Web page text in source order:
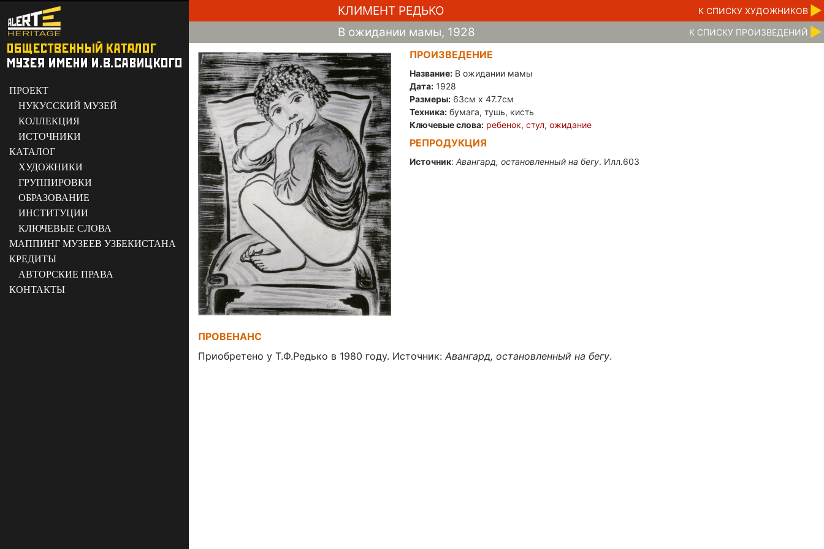
ПРОЕКТ
НУКУССКИЙ МУЗЕЙ
КОЛЛЕКЦИЯ
ИСТОЧНИКИ
КАТАЛОГ
ХУДОЖНИКИ
ГРУППИРОВКИ
ОБРАЗОВАНИЕ
ИНСТИТУЦИИ
КЛЮЧЕВЫЕ СЛОВА
МАППИНГ МУЗЕЕВ УЗБЕКИСТАНА
КРЕДИТЫ
АВТОРСКИЕ ПРАВА
КОНТАКТЫ
КЛИМЕНТ РЕДЬКО К CПИСКУ ХУДОЖНИКОВ
В ожидании мамы, 1928 К CПИСКУ ПРОИЗВЕДЕНИЙ
ПРОИЗВЕДЕНИЕ
Название: В ожидании мамы
Дата: 1928
Размеры: 63см x 47.7см
Техника: бумага, тушь, кисть
Ключевые слова: ребенок,стул,ожидание
РЕПРОДУКЦИЯ
Источник:Авангард, остановленный на бегу. Илл.603
ПРОВЕНАНС
Приобретено у Т.Ф.Редько в 1980 году. Источник: Авангард, остановленный на бегу.